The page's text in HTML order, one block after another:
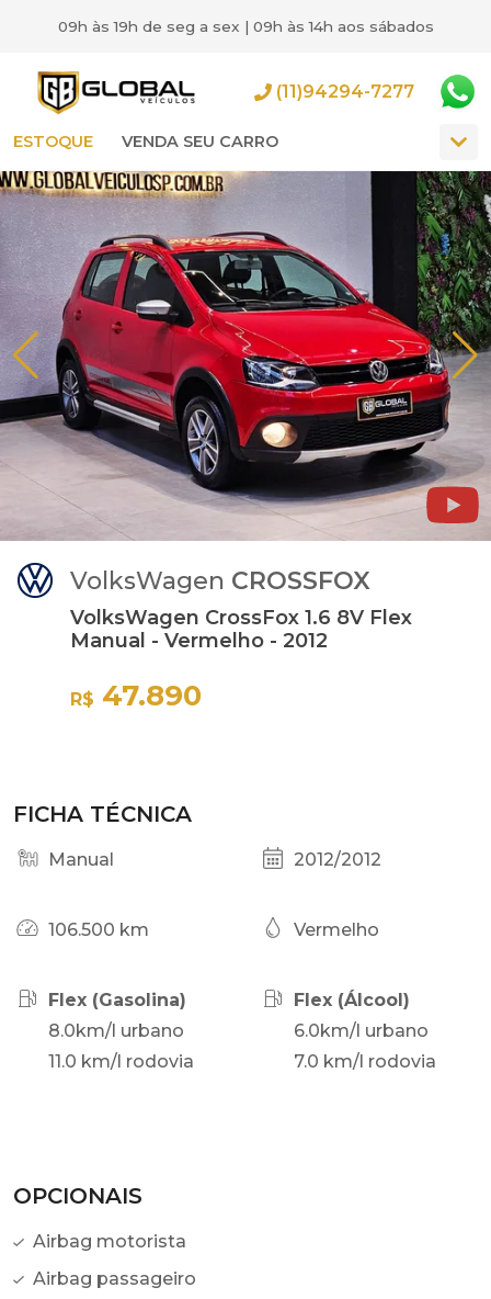
09h às 19h de seg a sex | 09h às 14h aos sábados
ESTOQUE VENDA SEU CARRO
(11)94294-7277
VolksWagen CROSSFOX
VolksWagen CrossFox 1.6 8V Flex
Manual - Vermelho - 2012
R$ 47.890
FICHA TÉCNICA
Manual 2012/2012
106.500 km Vermelho
Flex (Gasolina)
8.0km/l urbano
11.0 km/l rodovia
Flex (Álcool)
6.0km/l urbano
7.0 km/l rodovia
OPCIONAIS
Airbag motorista
Airbag passageiro